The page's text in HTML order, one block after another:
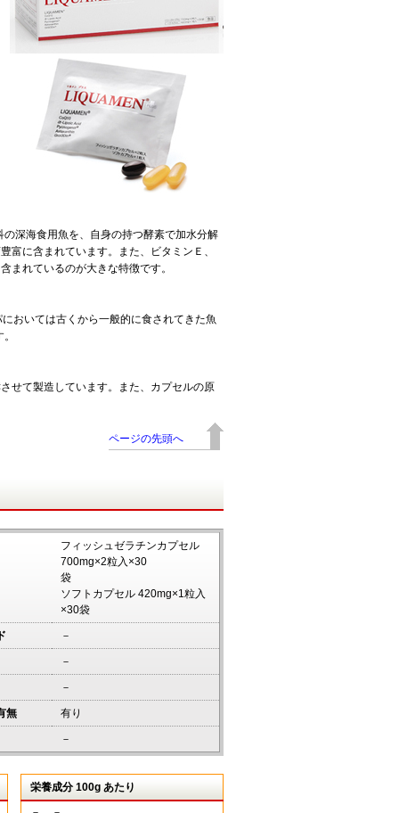
深海食用魚を、自身の持つ酵素で加水分解
富に含まれています。また、ビタミンＥ、
まれているのが大きな特徴です。
おいては古くから一般的に食されてきた魚
せて製造しています。また、カプセルの原
ページの先頭へ
フィッシュゼラチンカプセル
700mg×2粒入×30
袋
ソフトカプセル 420mg×1粒入
×30袋
－
－
－
無 有り
－
栄養成分 100g あたり